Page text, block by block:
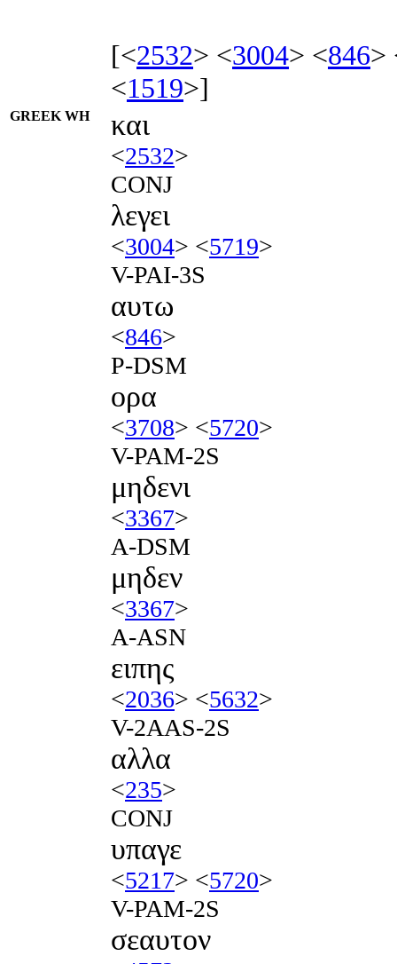
[<2532> <3004> <846>
<1519>]
GREEK WH και
<2532>
CONJ
λεγει
<3004> <5719>
V-PAI-3S
αυτω
<846>
P-DSM
ορα
<3708> <5720>
V-PAM-2S
μηδενι
<3367>
A-DSM
μηδεν
<3367>
A-ASN
ειπης
<2036> <5632>
V-2AAS-2S
αλλα
<235>
CONJ
υπαγε
<5217> <5720>
V-PAM-2S
σεαυτον